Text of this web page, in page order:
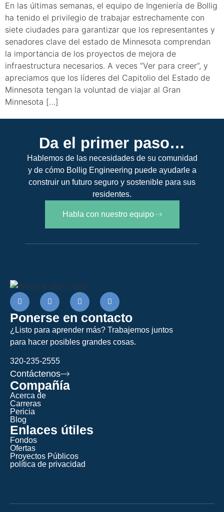
En las últimas semanas, el equipo de Ingeniería de Bollig
ha tenido el privilegio de trabajar estrechamente con
siete ciudades para garantizar que los representantes y
senadores clave del estado de Minnesota comprendan
la importancia de los proyectos de mejora de
infraestructura necesarios. A veces “Ver para creer”, y
apreciamos que los líderes del Capitolio del Estado de
Minnesota tengan la voluntad de viajar al Gran
Minnesota […]
Da el primer paso…
Hablemos de las necesidades de su comunidad
y de cómo Bollig Engineering puede ayudarle a
construir un futuro seguro y sostenible para sus
residentes.
Habla con nuestro equipo
Ponerse en contacto
¿Listo para aprender más? Trabajemos juntos
para hacer posibles grandes cosas.
320-235-2555
Contáctenos
Compañía
Acerca de
Carreras
Pericia
Blog
Enlaces útiles
Fondos
Ofertas
Proyectos Públicos
política de privacidad